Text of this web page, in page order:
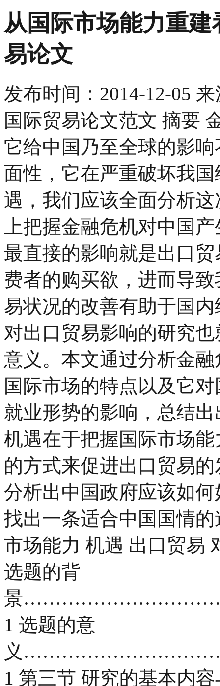
从国际市场能力重
易论文
发布时间： 2014-12-05 来
国际贸易论文范文 摘要
它给中国乃至全球的影
面性，它在严重破坏我
遇，我们应该全面分析
上把握金融危机对中国
最直接的影响就是出口
费者的购买欲，进而导
易状况的改善有助于国
对出口贸易影响的研究
意义。本文通过分析金
国际市场的特点以及它
就业形势的影响，总结
机遇在于把握国际市场
的方式来促进出口贸易
分析出中国政府应该如
找出一条适合中国国情
市场能力 机遇 出口贸易
选题的背
景
1 选题的意
义
1 第三节 研究的基本内